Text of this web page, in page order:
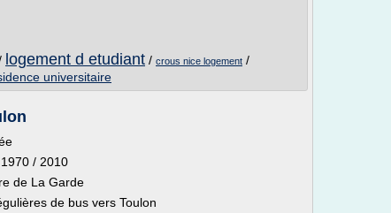
logement d etudiant / crous nice logement /
universitaire
/ 2010
de La Garde
de bus vers Toulon